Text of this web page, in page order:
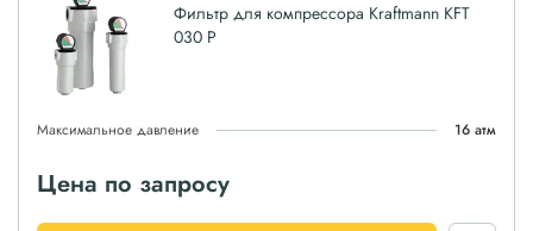
Фильтр для компрессора Kraftmann KFT
030 P
Максимальное давление 16 атм
Цена по запросу